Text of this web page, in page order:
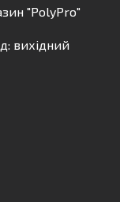
"PolyPro"
вихідний